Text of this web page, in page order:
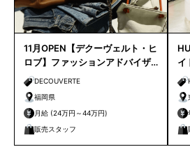
11月OPEN【デクーヴェルト・ヒ
ロブ】ファッションアドバイザ
ー｜天神店
DECOUVERTE
福岡県
月給 (24万円～44万円)
販売スタッフ
イ
候